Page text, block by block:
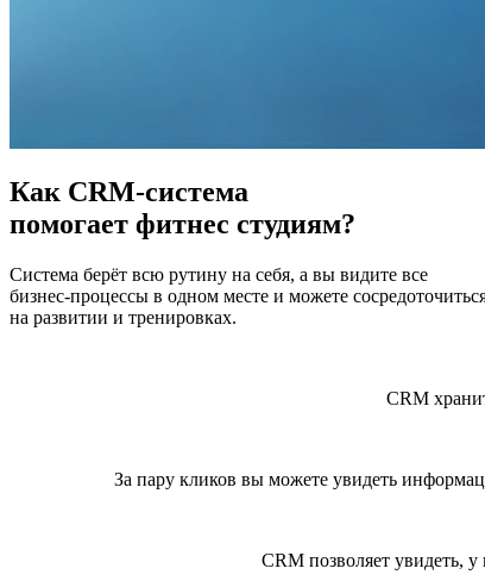
Как CRM-система
помогает фитнес студиям?
Система берёт всю рутину на себя, а вы видите все
бизнес-процессы в одном месте и можете
на развитии и тренировках.
CRM
За пару кликов вы можете увидеть
CRM позволяет увидеть,